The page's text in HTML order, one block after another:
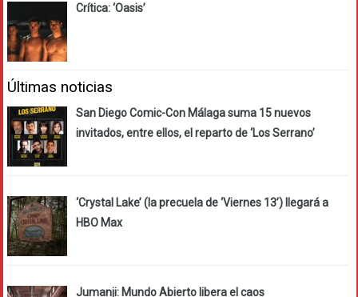
Crítica: ‘Oasis’
Últimas noticias
San Diego Comic-Con Málaga suma 15 nuevos
invitados, entre ellos, el reparto de ‘Los Serrano’
‘Crystal Lake’ (la precuela de ‘Viernes 13’) llegará a
HBO Max
Jumanji: Mundo Abierto libera el caos